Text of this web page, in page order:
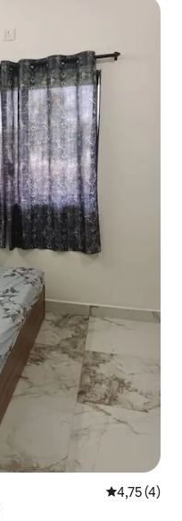
4,75 af 5 í
4,75 (4)